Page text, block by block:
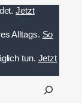
Jetzt
Alltags. So
tun. Jetzt